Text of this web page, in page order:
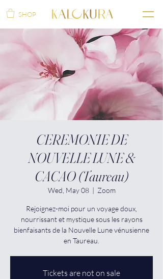
SHOP
CEREMONIE DE
NOUVELLE LUNE &
CACAO (Taureau)
Wed, May 08
  |
Zoom
Rejoignez-moi pour un voyage doux,
nourrissant et mystique sous les rayons
bienfaisants de la Nouvelle Lune vénusienne
en Taureau.
Tickets are not on sale